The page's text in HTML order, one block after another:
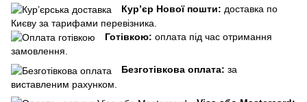
Кур’єр Нової пошти: доставка по
Києву за тарифами перевізника.
Готівкою: оплата під час отримання
замовлення.
Безготівкова оплата: за
виставленим рахунком.